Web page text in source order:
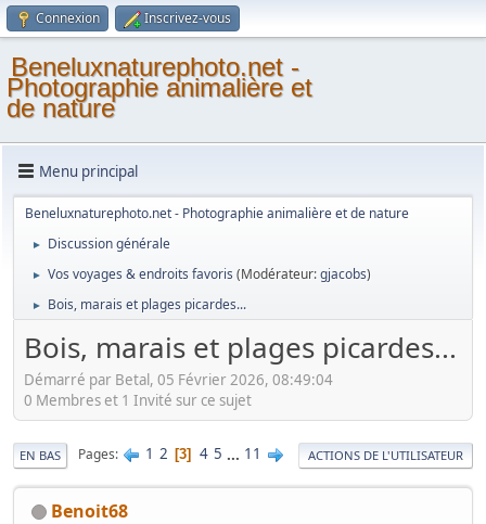
Connexion Inscrivez-vous
Beneluxnaturephoto.net -
Photographie animalière et
de nature
Menu principal
Beneluxnaturephoto.net - Photographie animalière et de nature
► Discussion générale
► Vos voyages & endroits favoris (Modérateur:gjacobs)
► Bois, marais et plages picardes...
Bois, marais et plages picardes...
Démarré par Betal, 05 Février 2026, 08:49:04
0 Membres et 1 Invité sur ce sujet
EN BAS Pages 1 2 3 4 5 ... 11 ACTIONS DE L'UTILISATEUR
Benoit68